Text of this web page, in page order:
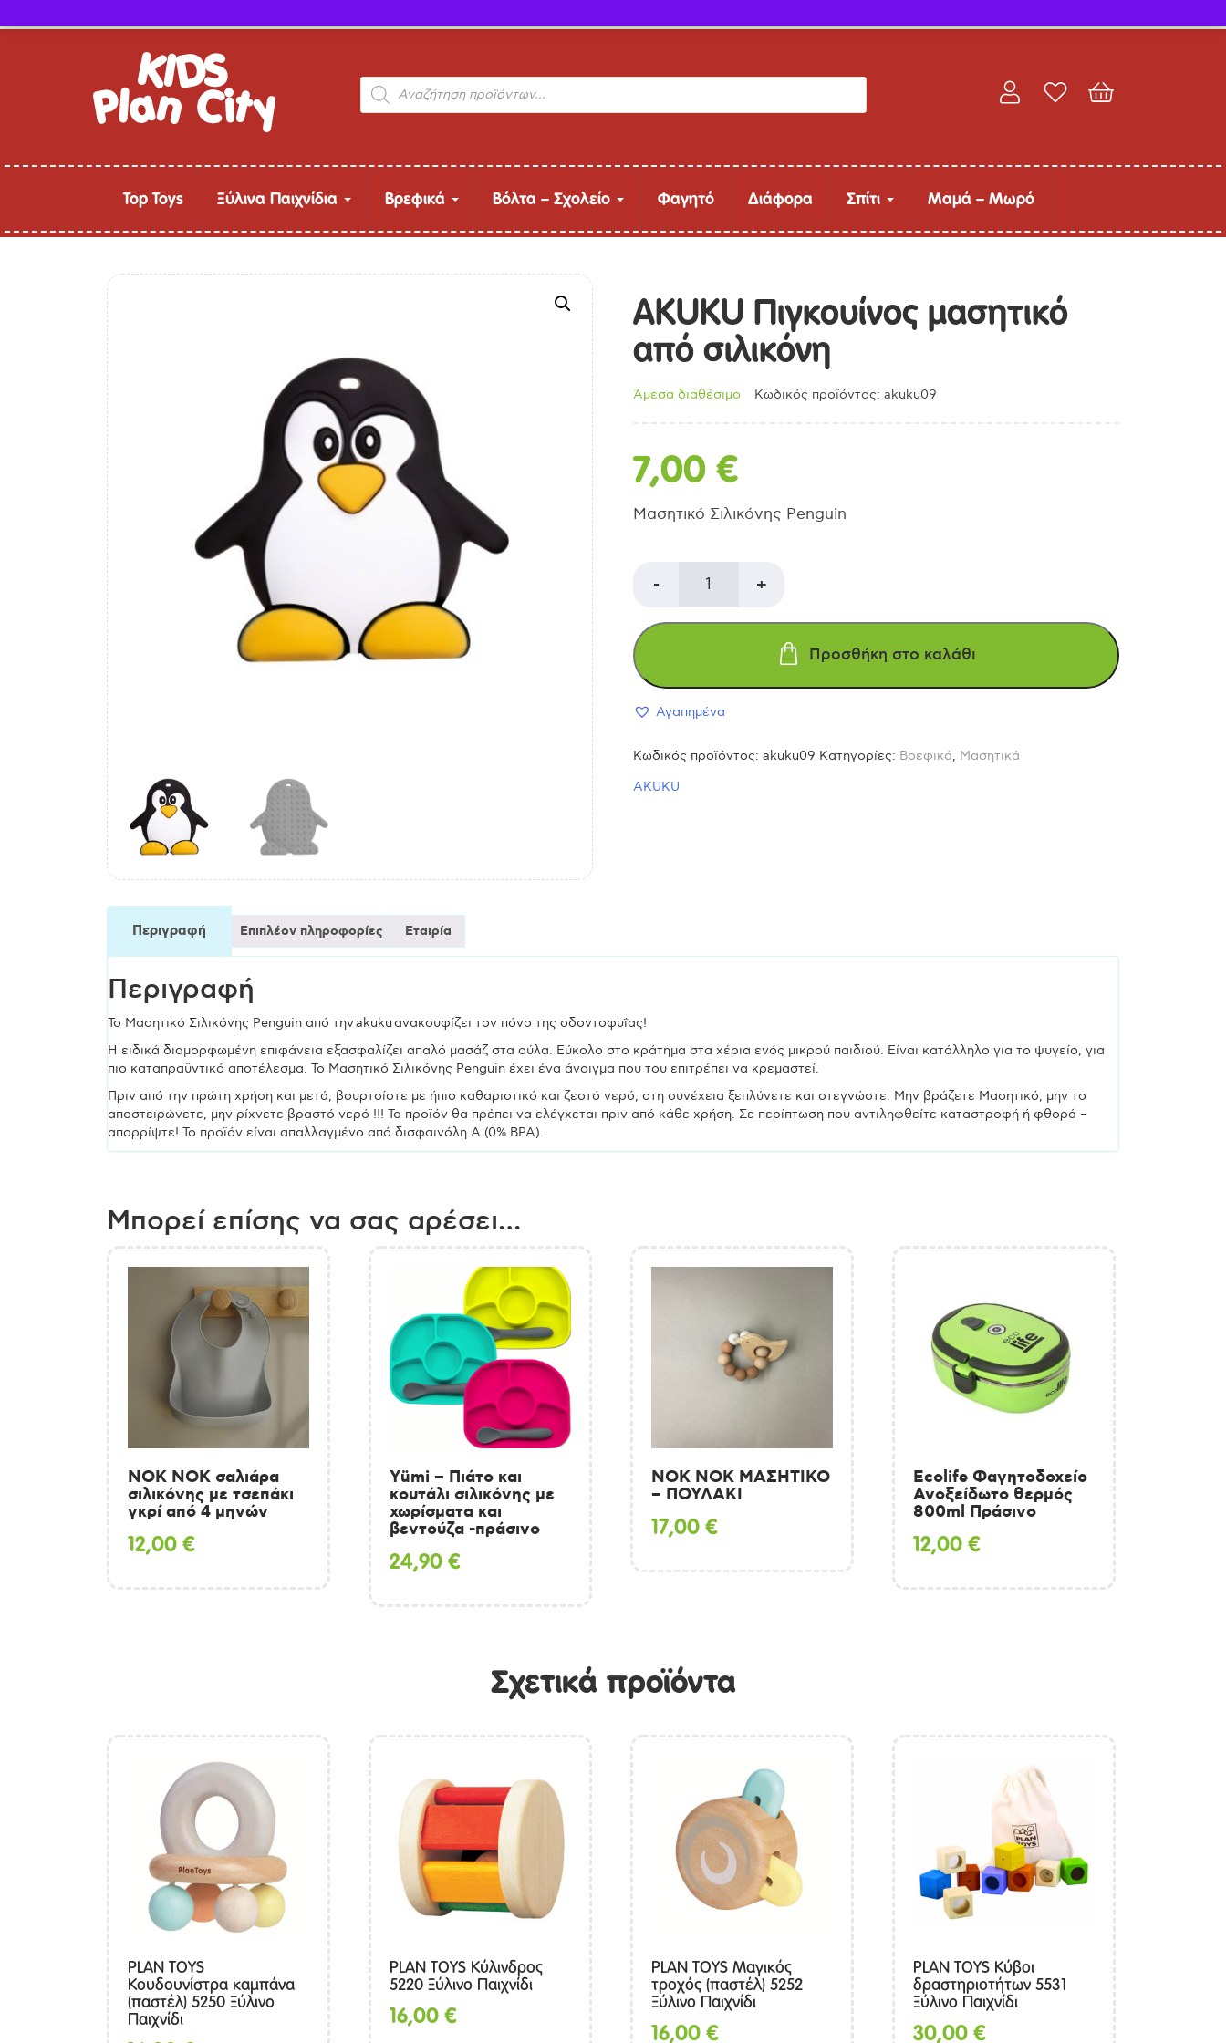
Products
search
Top Toys Ξύλινα Παιχνίδια Βρεφικά Βόλτα – Σχολείο Φαγητό Διάφορα Σπίτι Μαμά – Μωρό
AKUKU Πιγκουίνος μασητικό
από σιλικόνη
Άμεσα διαθέσιμο Κωδικός προϊόντος: akuku09
7,00€
Μασητικό Σιλικόνης Penguin
- AKUKU
Πιγκουίνος
από
σιλικόνη
+
Προσθήκη στο καλάθι
Αγαπημένα
Κωδικός προϊόντος:akuku09 Κατηγορίες: Βρεφικά, Μασητικά
AKUKU
Περιγραφή Επιπλέον πληροφορίες Εταιρία
Περιγραφή
Το Μασητικό Σιλικόνης Penguin από την akuku ανακουφίζει τον πόνο της οδοντοφυΐας!
Η ειδικά διαμορφωμένη επιφάνεια εξασφαλίζει απαλό μασάζ στα ούλα. Εύκολο στο κράτημα στα χέρια ενός μικρού παιδιού. Είναι κατάλληλο για το ψυγείο, για
πιο καταπραϋντικό αποτέλεσμα. Το Μασητικό Σιλικόνης Penguin έχει ένα άνοιγμα που του επιτρέπει να κρεμαστεί.
Πριν από την πρώτη χρήση και μετά, βουρτσίστε με ήπιο καθαριστικό και ζεστό νερό, στη συνέχεια ξεπλύνετε και στεγνώστε. Μην βράζετε Μασητικό, μην το
αποστειρώνετε, μην ρίχνετε βραστό νερό !!! Το προϊόν θα πρέπει να ελέγχεται πριν από κάθε χρήση. Σε περίπτωση που αντιληφθείτε καταστροφή ή φθορά –
απορρίψτε! Το προϊόν είναι απαλλαγμένο από δισφαινόλη Α (0% BPA).
Μπορεί επίσης να σας αρέσει…
ΝΟΚ ΝΟΚ σαλιάρα
σιλικόνης με τσεπάκι
γκρί από 4 μηνών
12,00€
Yümi – Πιάτο και
κουτάλι σιλικόνης με
χωρίσματα και
βεντούζα -πράσινο
24,90€
ΝΟΚ ΝΟΚ ΜΑΣΗΤΙΚΟ
– ΠΟΥΛΑΚΙ
17,00€
Ecolife Φαγητοδοχείο
Ανοξείδωτο θερμός
800ml Πράσινο
12,00€
Σχετικά προϊόντα
PLAN TOYS
Κουδουνίστρα καμπάνα
(παστέλ) 5250 Ξύλινο
Παιχνίδι
PLAN TOYS Κύλινδρος
5220 Ξύλινο Παιχνίδι
16,00€
PLAN TOYS Μαγικός
τροχός (παστέλ) 5252
Ξύλινο Παιχνίδι
16,00€
PLAN TOYS Κύβοι
δραστηριοτήτων 5531
Ξύλινο Παιχνίδι
30,00€